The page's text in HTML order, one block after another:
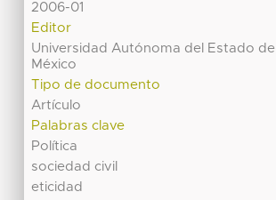
2006-01
Editor
Universidad Autónoma del Estado de
México
Tipo de documento
Artículo
Palabras clave
Política
sociedad civil
eticidad